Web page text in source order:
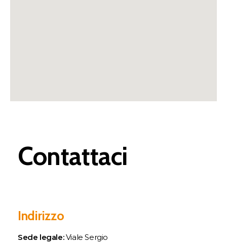
Contattaci
Indirizzo
Sede legale:Viale Sergio